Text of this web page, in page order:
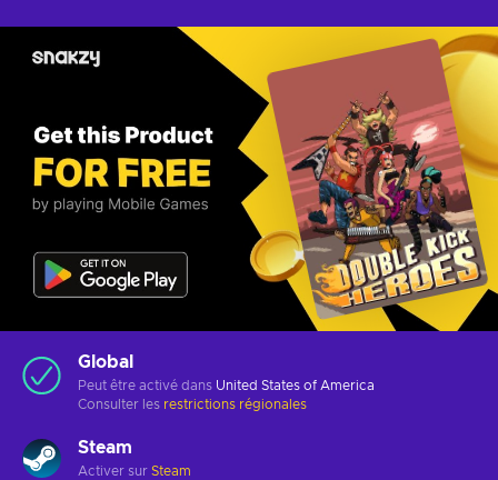
Global
Peut être activé dans United States of America
Consulter les restrictions régionales
Steam
Activer sur Steam